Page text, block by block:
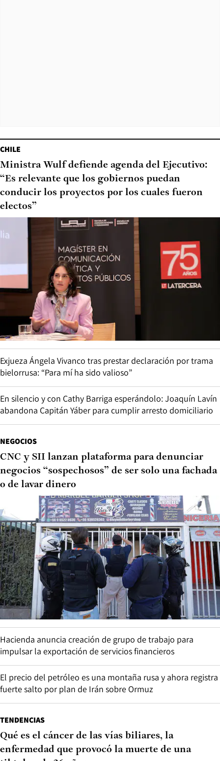
CHILE
Ministra Wulf defiende agenda del Ejecutivo:
“Es relevante que los gobiernos puedan
conducir los proyectos por los cuales fueron
electos”
Exjueza Ángela Vivanco tras prestar declaración por trama
bielorrusa: “Para mí ha sido valioso”
En silencio y con Cathy Barriga esperándolo: Joaquín Lavín
abandona Capitán Yáber para cumplir arresto domiciliario
NEGOCIOS
CNC y SII lanzan plataforma para denunciar
negocios “sospechosos” de ser solo una fachada
o de lavar dinero
Hacienda anuncia creación de grupo de trabajo para
impulsar la exportación de servicios financieros
El precio del petróleo es una montaña rusa y ahora registra
fuerte salto por plan de Irán sobre Ormuz
TENDENCIAS
Qué es el cáncer de las vías biliares, la
enfermedad que provocó la muerte de una